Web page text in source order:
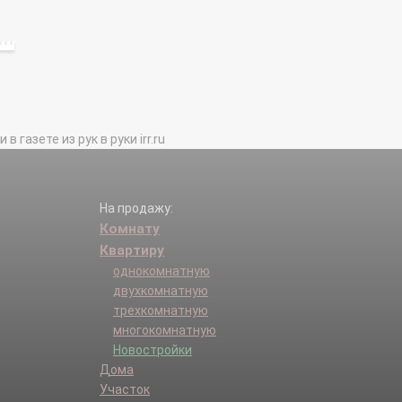
газете из рук в руки irr.ru
На продажу:
Комнату
Квартиру
однокомнатную
двухкомнатную
трехкомнатную
многокомнатную
Новостройки
Дома
Участок